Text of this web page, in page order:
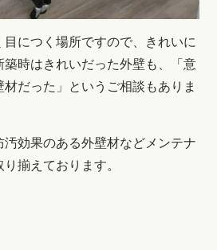
につく場所ですので、きれいに
時はきれいだった外壁も、「意
だった」というご相談もありま
効果のある外壁材などメンテナ
揃えております。